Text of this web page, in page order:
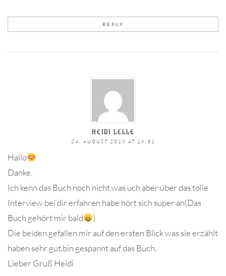
REPLY
HEIDI LELLE
24. AUGUST 2018 AT 18:31
Hallo
Danke,
Ich kenn das Buch noch nicht,was uch aber über das tolle
Interview bei dir erfahren habe hört sich super an(Das
Buch gehört mir bald
)
Die beiden gefallen mir auf den ersten Blick was sie erzählt
haben sehr gut.bin gespannt auf das Buch.
Lieber Gruß Heidi